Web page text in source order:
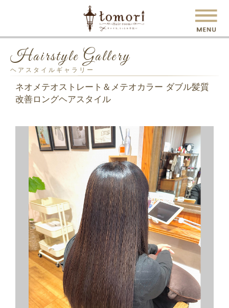
Hairstyle Gallery
ヘアスタイルギャラリー
ネオメテオストレート＆メテオカラー ダブル髪質
改善ロングヘアスタイル